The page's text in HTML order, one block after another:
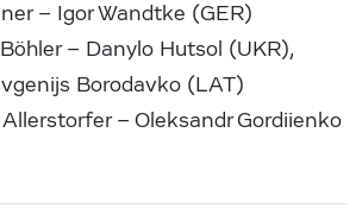
– Igor Wandtke (GER)
– Danylo Hutsol (UKR),
Borodavko (LAT)
– Oleksandr Gordiienko